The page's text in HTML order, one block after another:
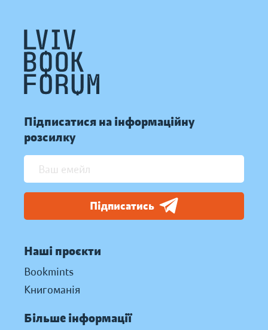
Підписатися на інформаційну
розсилку
Підписатись
Наші проєкти
Bookmints
Книгоманія
Більше інформації